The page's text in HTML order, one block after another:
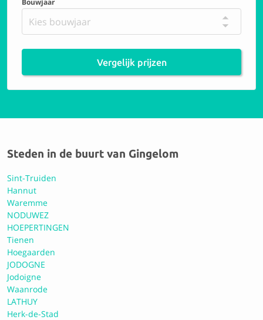
10 Perfect
Bouwjaar
Kies bouwjaar
Vergelijk prijzen
Steden in de buurt van Gingelom
Sint-Truiden
Hannut
Waremme
NODUWEZ
HOEPERTINGEN
Tienen
Hoegaarden
JODOGNE
Jodoigne
Waanrode
LATHUY
Herk-de-Stad